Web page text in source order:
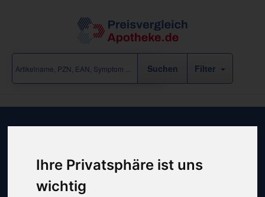
Ihre Privatsphäre ist uns
wichtig
Filter
Hilfsmittel / Kompressen" (164
Treffer)